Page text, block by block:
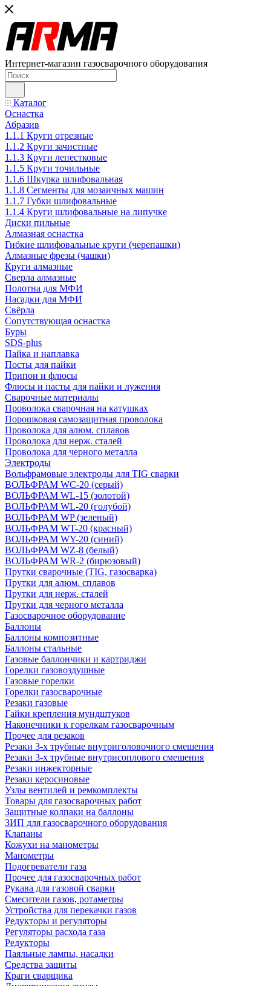
Интернет-магазин газосварочного оборудования
Каталог
Оснастка
Абразив
1.1.1 Круги отрезные
1.1.2 Круги зачистные
1.1.3 Круги лепестковые
1.1.5 Круги точильные
1.1.6 Шкурка шлифовальная
1.1.8 Сегменты для мозаичных машин
1.1.7 Губки шлифовальные
1.1.4 Круги шлифовальные на липучке
Диски пильные
Алмазная оснастка
Гибкие шлифовальные круги (черепашки)
Алмазные фрезы (чашки)
Круги алмазные
Сверла алмазные
Полотна для МФИ
Насадки для МФИ
Свёрла
Сопутствующая оснастка
Буры
SDS-plus
Пайка и наплавка
Посты для пайки
Припои и флюсы
Флюсы и пасты для пайки и лужения
Сварочные материалы
Проволока сварочная на катушках
Порошковая самозащитная проволока
Проволока для алюм. сплавов
Проволока для нерж. сталей
Проволока для черного металла
Электроды
Вольфрамовые электроды для TIG сварки
ВОЛЬФРАМ WC-20 (серый)
ВОЛЬФРАМ WL-15 (золотой)
ВОЛЬФРАМ WL-20 (голубой)
ВОЛЬФРАМ WP (зеленый)
ВОЛЬФРАМ WT-20 (красный)
ВОЛЬФРАМ WY-20 (синий)
ВОЛЬФРАМ WZ-8 (белый)
ВОЛЬФРАМ WR-2 (бирюзовый)
Прутки сварочные (TIG, газосварка)
Прутки для алюм. сплавов
Прутки для нерж. сталей
Прутки для черного металла
Газосварочное оборудование
Баллоны
Баллоны композитные
Баллоны стальные
Газовые баллончики и картриджи
Горелки газовоздушные
Газовые горелки
Горелки газосварочные
Резаки газовые
Гайки крепления мундштуков
Наконечники к горелкам газосварочным
Прочее для резаков
Резаки 3-х трубные внутриголовочного смешения
Резаки 3-х трубные внутрисоплового смешения
Резаки инжекторные
Резаки керосиновые
Узлы вентилей и ремкомплекты
Товары для газосварочных работ
Защитные колпаки на баллоны
ЗИП для газосварочного оборудования
Клапаны
Кожухи на манометры
Манометры
Подогреватели газа
Прочее для газосварочных работ
Рукава для газовой сварки
Смесители газов, ротаметры
Устройства для перекачки газов
Редукторы и регуляторы
Регуляторы расхода газа
Редукторы
Паяльные лампы, насадки
Средства защиты
Краги сварщика